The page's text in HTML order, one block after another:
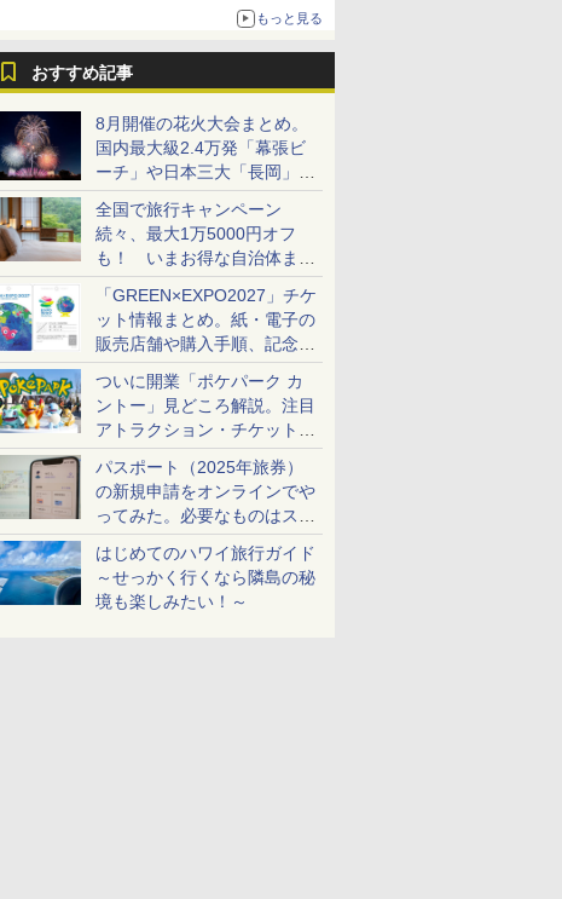
もっと見る
おすすめ記事
8月開催の花火大会まとめ。
国内最大級2.4万発「幕張ビ
ーチ」や日本三大「長岡」な
ど大型イベント目白押し！
全国で旅行キャンペーン
続々、最大1万5000円オフ
も！ いまお得な自治体まと
め
「GREEN×EXPO2027」チケ
ット情報まとめ。紙・電子の
販売店舗や購入手順、記念チ
ケットも解説
ついに開業「ポケパーク カ
ントー」見どころ解説。注目
アトラクション・チケット手
配・来場前に必要な準備は？
パスポート（2025年旅券）
の新規申請をオンラインでや
ってみた。必要なものはスマ
ホとマイナカードのみ
はじめてのハワイ旅行ガイド
～せっかく行くなら隣島の秘
境も楽しみたい！～